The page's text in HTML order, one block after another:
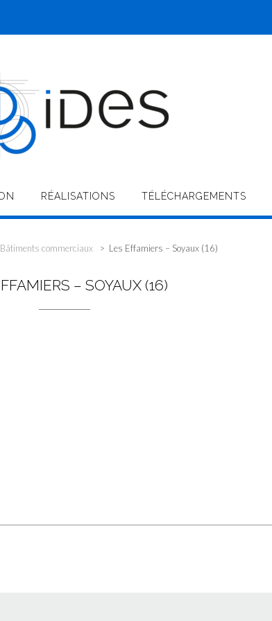
RÉALISATIONS TÉLÉCHARGEMENTS
Bâtiments commerciaux > Les Effamiers – Soyaux (16)
– SOYAUX (16)